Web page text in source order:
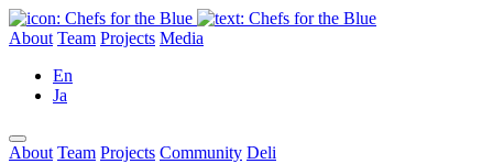
About Team Projects Media
En
Ja
About Team Projects Community Deli